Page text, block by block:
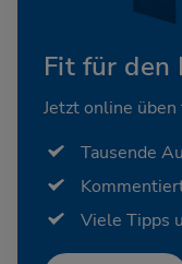
Fit für den
Jetzt online
Tausende
Viele Tipps